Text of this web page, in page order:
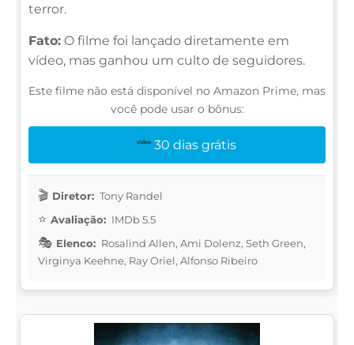
terror.
Fato: O filme foi lançado diretamente em
vídeo, mas ganhou um culto de seguidores.
Este filme não está disponível no Amazon Prime, mas
você pode usar o bônus:
30 dias grátis
Diretor: Tony Randel
Avaliação: IMDb 5.5
Elenco: Rosalind Allen, Ami Dolenz, Seth Green,
Virginya Keehne, Ray Oriel, Alfonso Ribeiro